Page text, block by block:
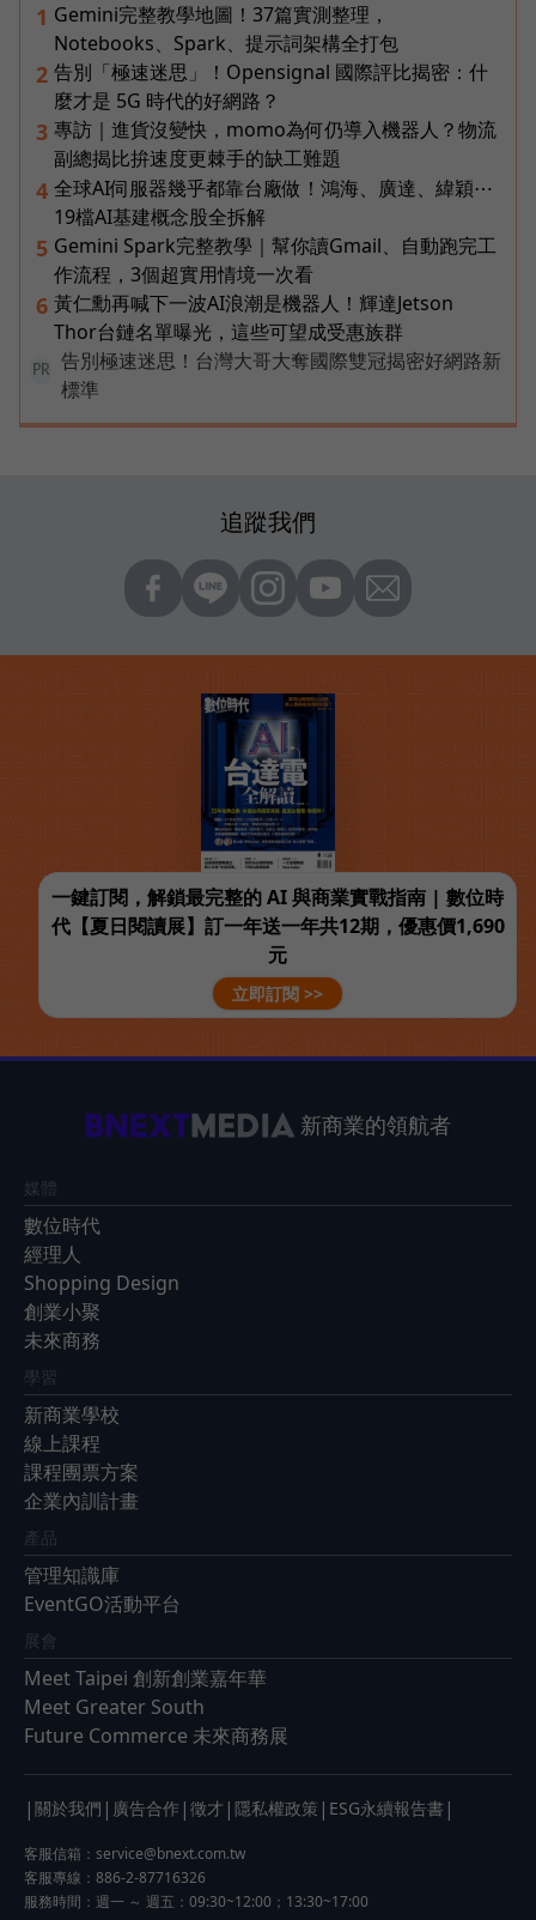
1 Gemini完整教學地圖！37篇實測整理，
Notebooks、Spark、提示詞架構全打包
2 告別「極速迷思」！Opensignal 國際評比揭密：什
麼才是 5G 時代的好網路？
3 專訪｜進貨沒變快，momo為何仍導入機器人？物流
副總揭比拚速度更棘手的缺工難題
4 全球AI伺服器幾乎都靠台廠做！鴻海、廣達、緯穎⋯
19檔AI基建概念股全拆解
5 Gemini Spark完整教學｜幫你讀Gmail、自動跑完工
作流程，3個超實用情境一次看
6 黃仁勳再喊下一波AI浪潮是機器人！輝達Jetson
Thor台鏈名單曝光，這些可望成受惠族群
PR
告別極速迷思！台灣大哥大奪國際雙冠揭密好網路新
標準
追蹤我們
一鍵訂閱，解鎖最完整的 AI 與商業實戰指南 | 數位時
代【夏日閱讀展】訂一年送一年共12期，優惠價1,690
元
立即訂閱 >>
新商業的領航者
媒體
數位時代
經理人
Shopping Design
創業小聚
未來商務
學習
新商業學校
線上課程
課程團票方案
企業內訓計畫
產品
管理知識庫
EventGO活動平台
展會
Meet Taipei 創新創業嘉年華
Meet Greater South
Future Commerce 未來商務展
| 關於我們 | 廣告合作 | 徵才 | 隱私權政策 | ESG永續報告書 |
客服信箱： service@bnext.com.tw
客服專線：886-2-87716326
服務時間：週一 ～ 週五：09:30~12:00；13:30~17:00